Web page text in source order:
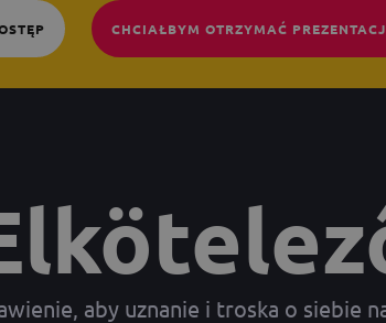
CHCIAŁBYM OTRZYMAĆ
aby uznanie i troska o siebie